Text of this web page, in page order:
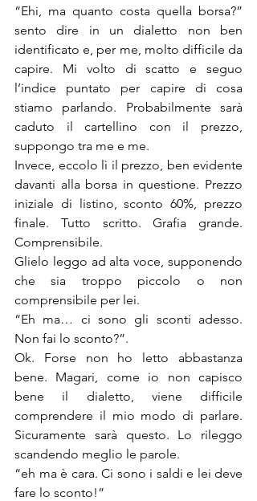
“Ehi, ma quanto costa quella borsa?”
sento dire in un dialetto non ben
identificato e, per me, molto difficile da
capire. Mi volto di scatto e seguo
l’indice puntato per capire di cosa
stiamo parlando. Probabilmente sarà
caduto il cartellino con il prezzo,
suppongo tra me e me.
Invece, eccolo lì il prezzo, ben evidente
davanti alla borsa in questione. Prezzo
iniziale di listino, sconto 60%, prezzo
finale. Tutto scritto. Grafia grande.
Comprensibile.
Glielo leggo ad alta voce, supponendo
che sia troppo piccolo o non
comprensibile per lei.
“Eh ma… ci sono gli sconti adesso.
Non fai lo sconto?”.
Ok. Forse non ho letto abbastanza
bene. Magari, come io non capisco
bene il dialetto, viene difficile
comprendere il mio modo di parlare.
Sicuramente sarà questo. Lo rileggo
scandendo meglio le parole.
“eh ma è cara. Ci sono i saldi e lei deve
fare lo sconto!”